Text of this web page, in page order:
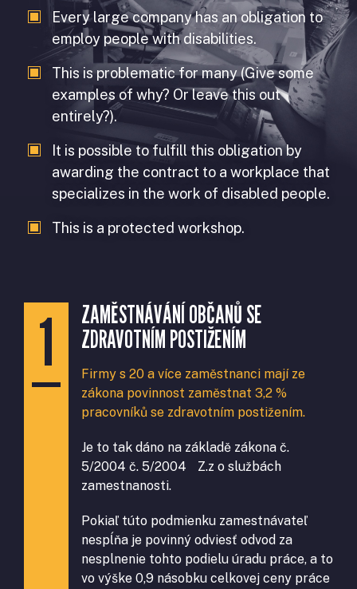
Every large company has an obligation to
employ people with disabilities.
This is problematic for many (Give some
examples of why? Or leave this out
entirely?).
It is possible to fulfill this obligation by
awarding the contract to a workplace that
specializes in the work of disabled people.
This is a protected workshop.
ZAMĚSTNÁVÁNÍ OBČANŮ SE
ZDRAVOTNÍM POSTIŽENÍM
Firmy s 20 a více zaměstnanci mají ze
zákona povinnost zaměstnat 3,2 %
pracovníků se zdravotním postižením.
Je to tak dáno na základě zákona č.
5/2004 č. 5/2004 Z.z o službách
zamestnanosti.
Pokiaľ túto podmienku zamestnávateľ
nespĺňa je povinný odviesť odvod za
nesplnenie tohto podielu úradu práce, a to
vo výške 0,9 násobku celkovej ceny práce